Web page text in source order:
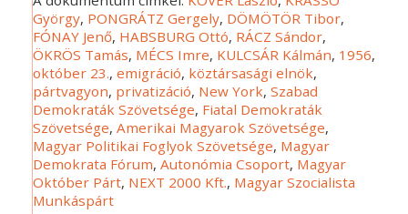
György, PONGRÁTZ Gergely, DÖMÖTÖR Tibor,
FÓNAY Jenő, HABSBURG Ottó, RÁCZ Sándor,
ÖKRÖS Tamás, MÉCS Imre, KULCSÁR Kálmán, 1956,
október 23.,emigráció, köztársasági elnök,
pártvagyon, privatizáció, New York,Szabad
Demokraták Szövetsége, Fiatal Demokraták
Szövetsége,Amerikai Magyarok Szövetsége,
Magyar Politikai Foglyok Szövetsége, Magyar
Demokrata Fórum,Autonómia Csoport, Magyar
Október Párt, NEXT 2000 Kft., Magyar Szocialista
Munkáspárt